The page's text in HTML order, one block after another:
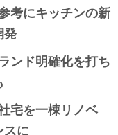
考にキッチンの新
発
ンド明確化を打ち
宅を一棟リノベ
に